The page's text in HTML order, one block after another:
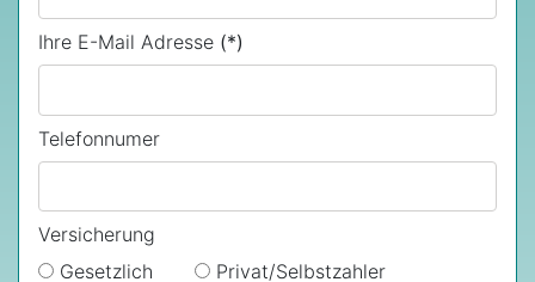
Ihre E-Mail Adresse (*)
Telefonnumer
Versicherung
Gesetzlich
Privat/Selbstzahler